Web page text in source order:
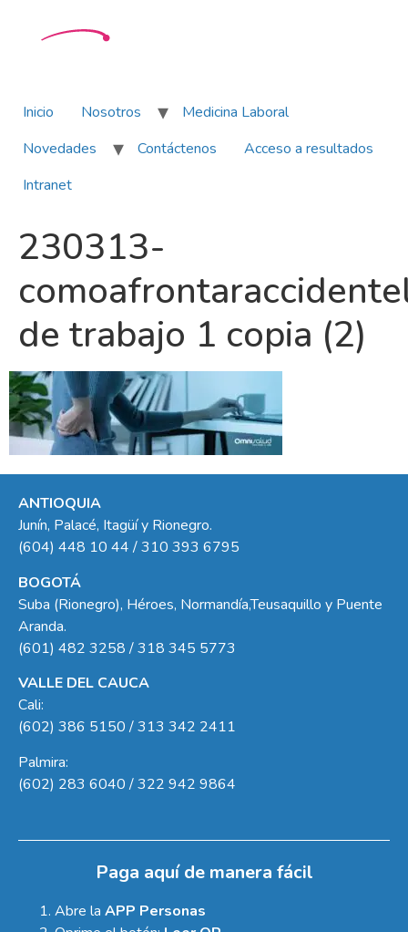
Inicio Nosotros
Medicina Laboral
Novedades
Contáctenos
Acceso a resultados
Intranet
230313-
de trabajo 1 copia (2)
ANTIOQUIA
Junín, Palacé, Itagüí y Rionegro.
(604) 448 10 44 / 310 393 6795
BOGOTÁ
Suba (Rionegro), Héroes, Normandía,Teusaquillo y Puente
Aranda.
(601) 482 3258 / 318 345 5773
VALLE DEL CAUCA
Cali:
(602) 386 5150 / 313 342 2411
Palmira:
(602) 283 6040 / 322 942 9864
Paga aquí de manera fácil
Abre la APP Personas